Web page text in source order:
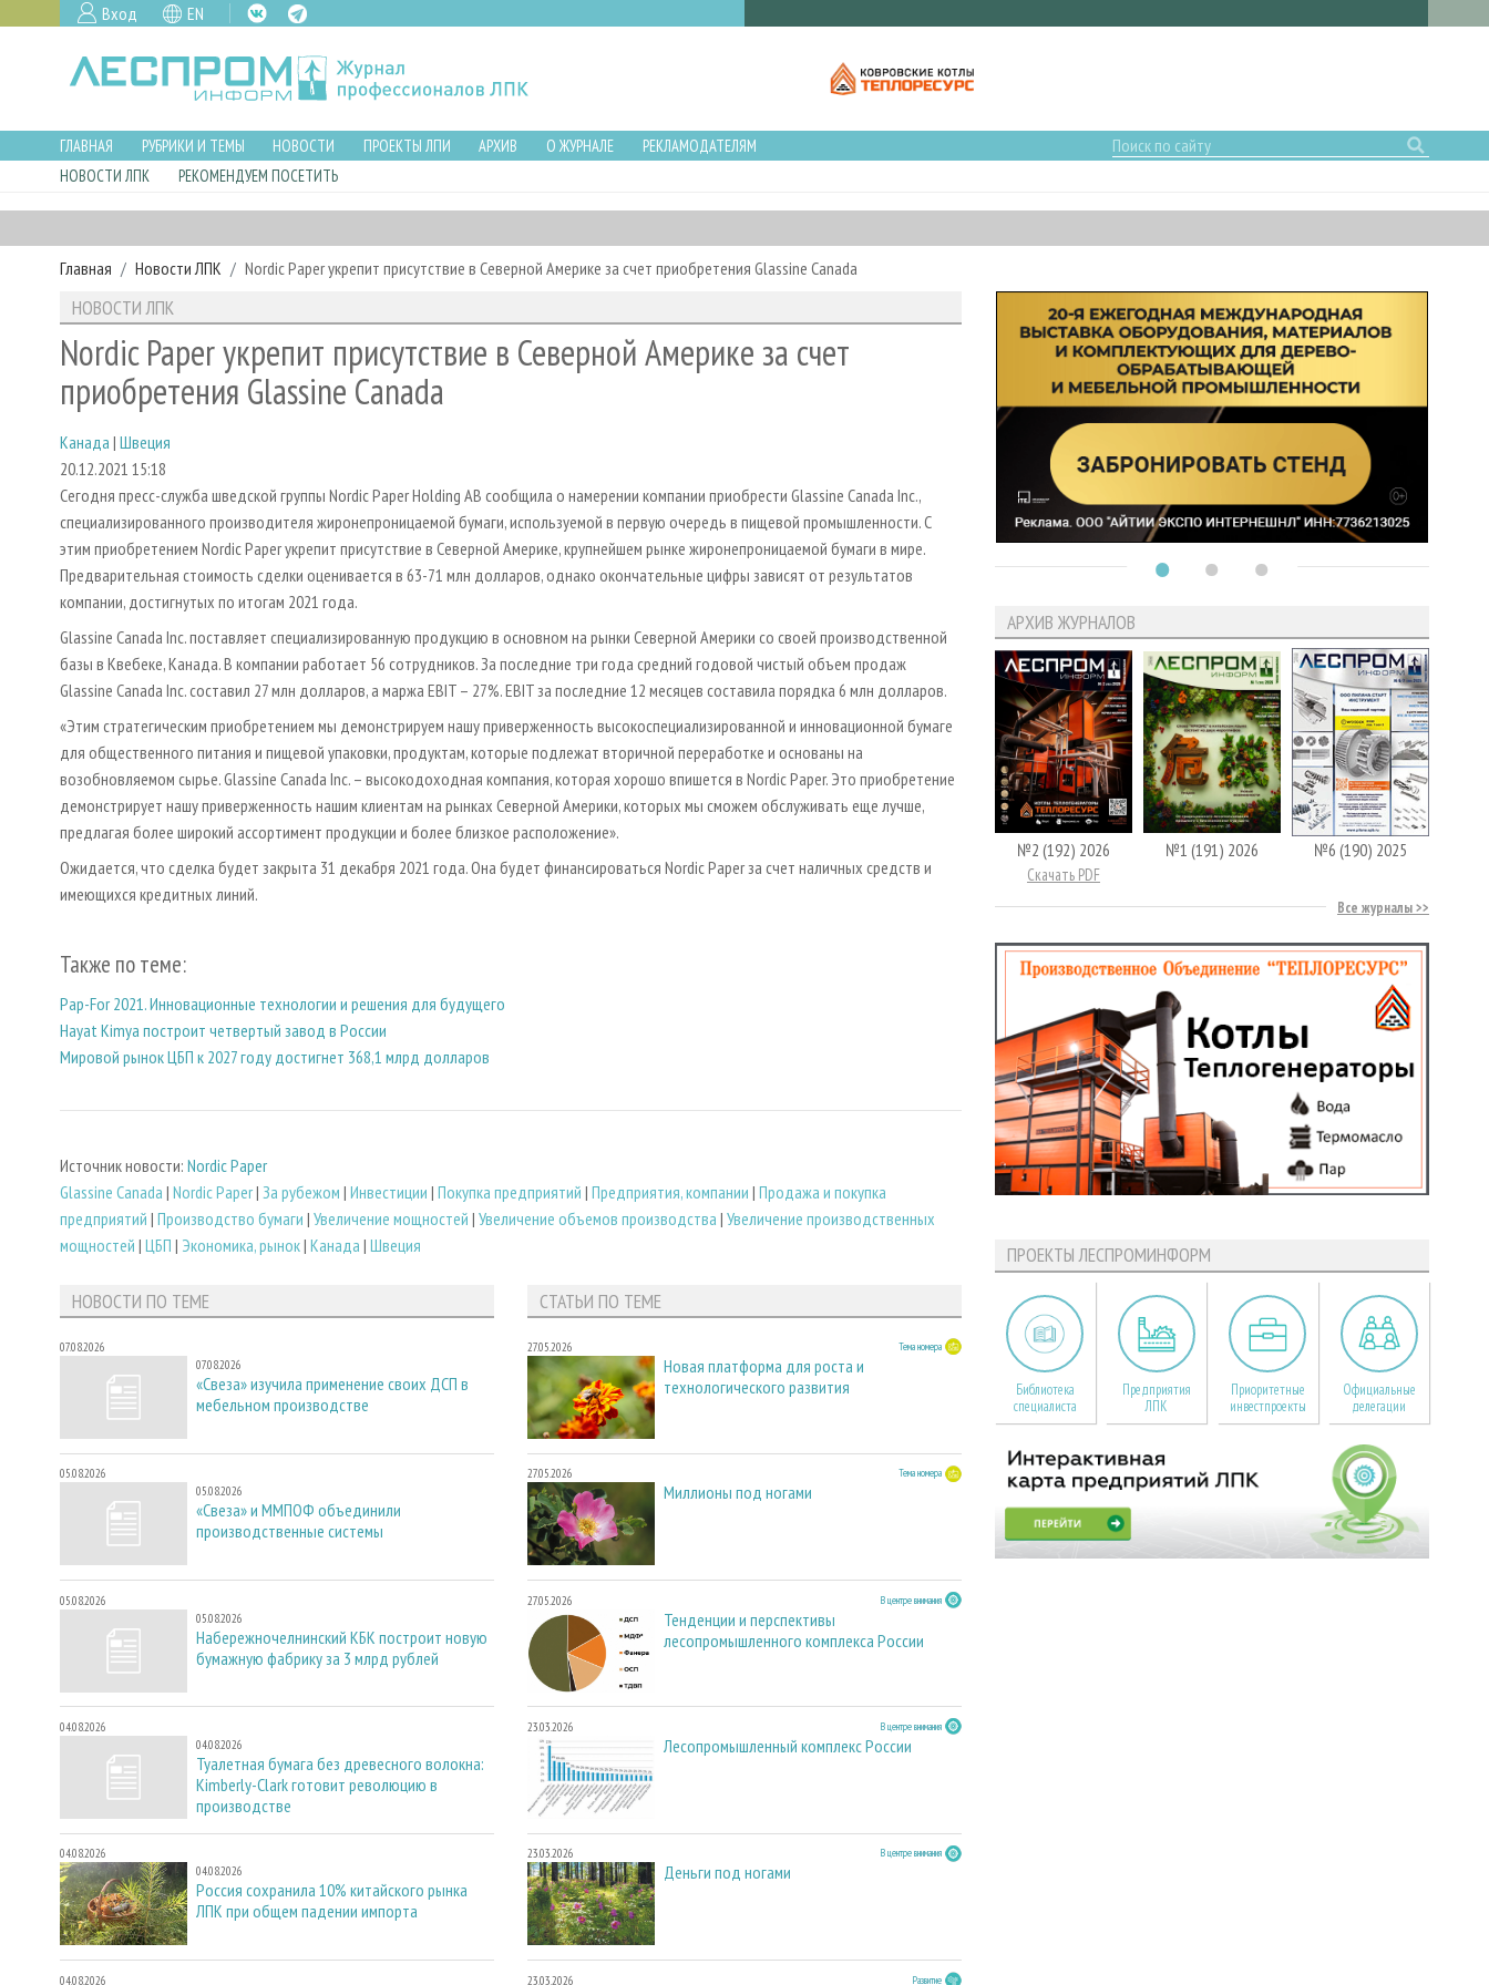
Вход EN
ГЛАВНАЯ РУБРИКИ И ТЕМЫ НОВОСТИ ПРОЕКТЫ ЛПИ АРХИВ О ЖУРНАЛЕ
РЕКЛАМОДАТЕЛЯМ
НОВОСТИ ЛПК
РЕКОМЕНДУЕМ ПОСЕТИТЬ
Главная Новости ЛПК Nordic Paper укрепит присутствие в Северной Америке за счет приобретения Glassine Canada
НОВОСТИ ЛПК
Nordic Paper укрепит присутствие в Северной Америке за счет
приобретения Glassine Canada
Канада | Швеция
20.12.2021 15:18
Сегодня пресс-служба шведской группы Nordic Paper Holding AB сообщила о намерении компании приобрести Glassine Canada Inc.,
специализированного производителя жиронепроницаемой бумаги, используемой в первую очередь в пищевой промышленности. С
этим приобретением Nordic Paper укрепит присутствие в Северной Америке, крупнейшем рынке жиронепроницаемой бумаги в мире.
Предварительная стоимость сделки оценивается в 63-71 млн долларов, однако окончательные цифры зависят от результатов
компании, достигнутых по итогам 2021 года.
Glassine Canada Inc. поставляет специализированную продукцию в основном на рынки Северной Америки со своей производственной
базы в Квебеке, Канада. В компании работает 56 сотрудников. За последние три года средний годовой чистый объем продаж
Glassine Canada Inc. составил 27 млн долларов, а маржа EBIT – 27%. EBIT за последние 12 месяцев составила порядка 6 млн долларов.
«Этим стратегическим приобретением мы демонстрируем нашу приверженность высокоспециализированной и инновационной бумаге
для общественного питания и пищевой упаковки, продуктам, которые подлежат вторичной переработке и основаны на
возобновляемом сырье. Glassine Canada Inc. – высокодоходная компания, которая хорошо впишется в Nordic Paper. Это приобретение
демонстрирует нашу приверженность нашим клиентам на рынках Северной Америки, которых мы сможем обслуживать еще лучше,
предлагая более широкий ассортимент продукции и более близкое расположение».
Ожидается, что сделка будет закрыта 31 декабря 2021 года. Она будет финансироваться Nordic Paper за счет наличных средств и
имеющихся кредитных линий.
Также по теме:
Pap-For 2021. Инновационные технологии и решения для будущего
Hayat Kimya построит четвертый завод в России
Мировой рынок ЦБП к 2027 году достигнет 368,1 млрд долларов
Источник новости: Nordic Paper
Glassine Canada | Nordic Paper| За рубежом | Инвестиции | Покупка предприятий | Предприятия, компании | Продажа и покупка
предприятий | Производство бумаги | Увеличение мощностей | Увеличение объемов производства | Увеличение производственных
мощностей | ЦБП | Экономика, рынок| Канада | Швеция
НОВОСТИ ПО ТЕМЕ
07.08.2026
07.08.2026
«Свеза» изучила применение своих ДСП в
мебельном производстве
05.08.2026
05.08.2026
«Свеза» и ММПОФ объединили
производственные системы
05.08.2026
05.08.2026
Набережночелнинский КБК построит новую
бумажную фабрику за 3 млрд рублей
04.08.2026
04.08.2026
Туалетная бумага без древесного волокна:
Kimberly-Clark готовит революцию в
производстве
04.08.2026
04.08.2026
Россия сохранила 10% китайского рынка
ЛПК при общем падении импорта
04.08.2026
СТАТЬИ ПО ТЕМЕ
27.05.2026 Тема номера
Новая платформа для роста и
технологического развития
27.05.2026 Тема номера
Миллионы под ногами
27.05.2026 В центре внимания
Тенденции и перспективы
лесопромышленного комплекса России
23.03.2026 В центре внимания
Лесопромышленный комплекс России
23.03.2026 В центре внимания
Деньги под ногами
23.03.2026 Развитие
АРХИВ ЖУРНАЛОВ
№2 (192) 2026
Скачать PDF
№1 (191) 2026 №6 (190) 2025
Все журналы
ПРОЕКТЫ ЛЕСПРОМИНФОРМ
Библиотека
специалиста
Предприятия
ЛПК
Приоритетные
инвестпроекты
Официальные
делегации